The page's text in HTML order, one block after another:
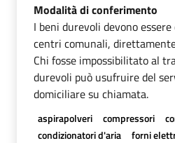
Modalità di conferimento
I beni durevoli devono
centri comunali,
Chi fosse impossibilitato al
durevoli può usufruire del
domiciliare su chiamata.
aspirapolveri compressori
condizionatori d'aria
forni